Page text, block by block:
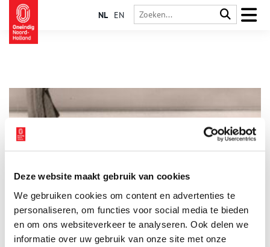
Deze website maakt gebruik van cookies
We gebruiken cookies om content en advertenties te
personaliseren, om functies voor social media te bieden
en om ons websiteverkeer te analyseren. Ook delen we
informatie over uw gebruik van onze site met onze
NL EN
1 april 1962: een beeld van anderhalve meter lang is
aangespoeld op het strand van Zandvoort. Burgemeester
Venema staat voor een raadsel. Een paar dagen later blijkt het
een geslaagde 1-aprilgrap te zijn.